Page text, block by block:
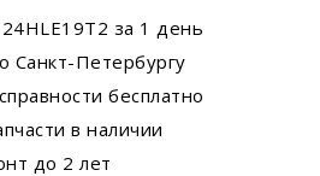
за 1 день
Санкт-Петербургу
бесплатно
в наличии
до 2 лет